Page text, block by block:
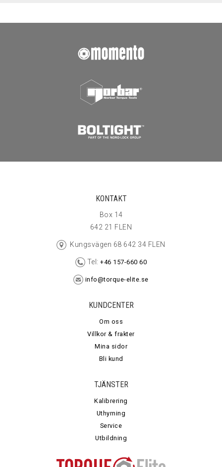
KONTAKT
Box 14
642 21 FLEN
Kungsvägen 68 642 34 FLEN
Tel: +46 157-660 60
info@torque-elite.se
KUNDCENTER
Om oss
Villkor & frakter
Mina sidor
Bli kund
TJÄNSTER
Kalibrering
Uthyrning
Service
Utbildning